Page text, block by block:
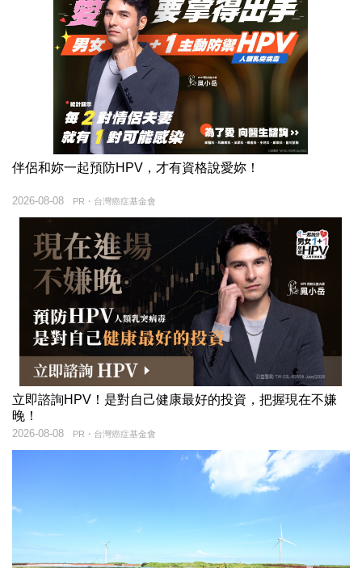
伴侶和妳一起預防HPV，才有資格說愛妳！
PR・台灣癌症基金會
2026-08-08
立即諮詢HPV！是對自己健康最好的投資，把握現在不嫌
晚！
PR・台灣癌症基金會
2026-08-08